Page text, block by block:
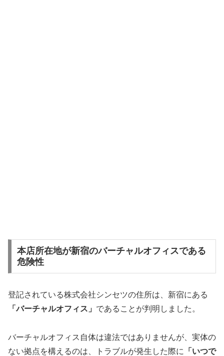
本店所在地が新宿のバーチャルオフィスである
危険性
登記されている株式会社シンセツの住所は、新宿にある
「バーチャルオフィス」 であることが判明しました。
バーチャルオフィス自体は違法ではありませんが、実体の
ない拠点を構えるのは、トラブルが発生した際に
「いつで